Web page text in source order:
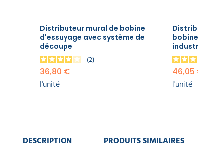
l'unité
Distributeur mural de bobine
d'essuyage avec système de
découpe
2
36,80 €
l'unité
46,05
l'unité
DESCRIPTION PRODUITS SIMILAIRES